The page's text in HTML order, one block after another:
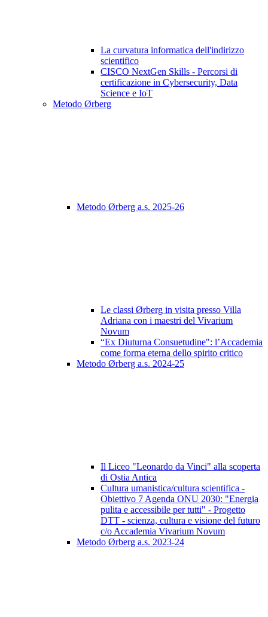
La curvatura informatica dell'indirizzo
scientifico
CISCO NextGen Skills - Percorsi di
certificazione in Cybersecurity, Data
Science e IoT
Metodo Ørberg
Metodo Ørberg a.s. 2025-26
Le classi Ørberg in visita presso Villa
Adriana con i maestri del Vivarium
Novum
“Ex Diuturna Consuetudine": l’Accademia
come forma eterna dello spirito critico
Metodo Ørberg a.s. 2024-25
Il Liceo "Leonardo da Vinci" alla scoperta
di Ostia Antica
Cultura umanistica/cultura scientifica -
Obiettivo 7 Agenda ONU 2030: "Energia
pulita e accessibile per tutti" - Progetto
DTT - scienza, cultura e visione del futuro
c/o Accademia Vivarium Novum
Metodo Ørberg a.s. 2023-24